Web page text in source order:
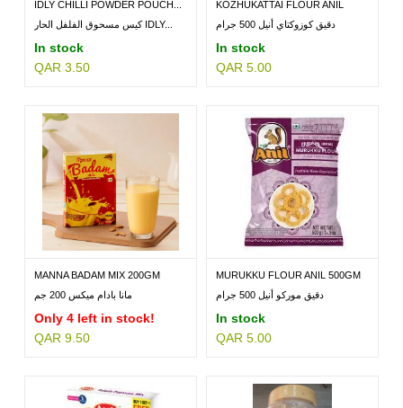
IDLY CHILLI POWDER POUCH...
كيس مسحوق الفلفل الحار IDLY...
In stock
QAR 3.50
KOZHUKATTAI FLOUR ANIL
500GM
دقيق كوزوكتاي أنيل 500 جرام
In stock
QAR 5.00
MANNA BADAM MIX 200GM
مانا بادام ميكس 200 جم
Only 4 left in stock!
QAR 9.50
MURUKKU FLOUR ANIL 500GM
دقيق موركو أنيل 500 جرام
In stock
QAR 5.00